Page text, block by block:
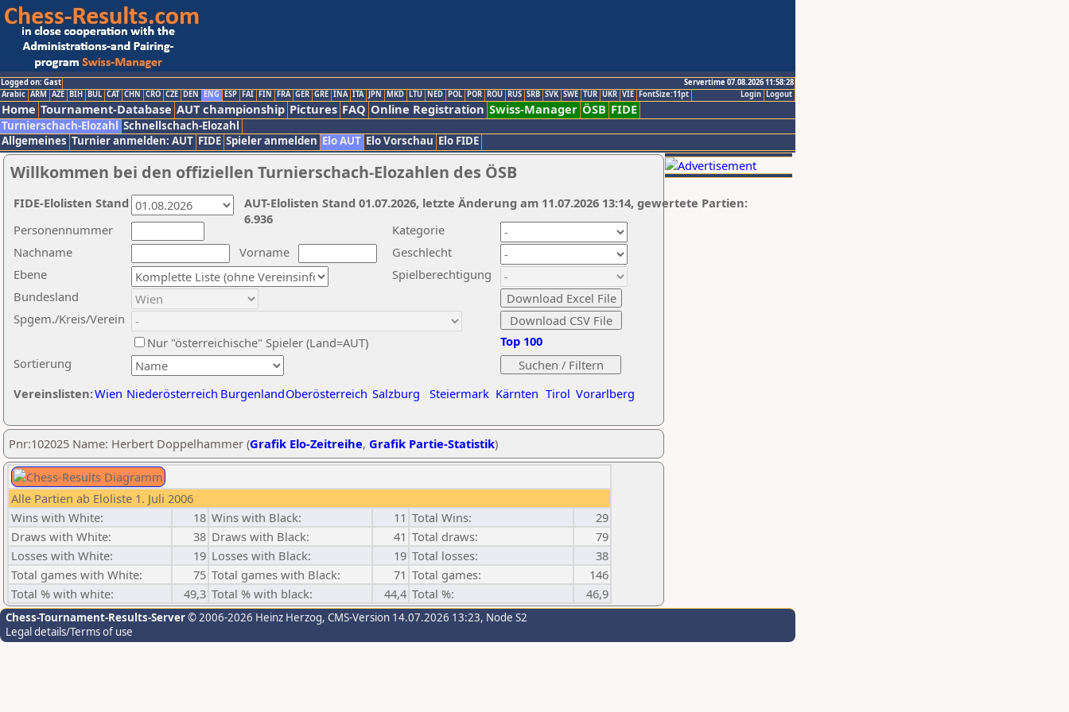
Logged on: Gast
Servertime 07.08.2026 11:58:28
Logout
Login
Arabic ARM AZE BIH BUL CAT CHN CRO CZE DEN ENG ESP FAI FIN FRA GER GRE INA ITA JPN MKD LTU NED POL POR ROU RUS SRB SVK SWE TUR UKR VIE FontSize:11pt
Home Tournament-Database AUT championship Pictures FAQ Online Registration Swiss-Manager ÖSB FIDE
Turnierschach-Elozahl Schnellschach-Elozahl
Allgemeines Turnier anmelden: AUT FIDE Spieler anmelden Elo AUT Elo Vorschau Elo FIDE
Willkommen bei den offiziellen Turnierschach-Elozahlen des ÖSB
Nachname
Vorname
Ebene
Kategorie
Sortierung
Personennummer
Bundesland
Spgem./Kreis/Verein
Geschlecht
Nur "österreichische" Spieler (Land=AUT)
Spielberechtigung
Vereinslisten:Wien Niederösterreich BurgenlandOberösterreich Salzburg Steiermark Kärnten Tirol Vorarlberg
Top 100
AUT-Elolisten Stand 01.07.2026, letzte Änderung am 11.07.2026 13:14, gewertete Partien:
6.936
FIDE-Elolisten Stand
Pnr:102025 Name: Herbert Doppelhammer (Grafik Elo-Zeitreihe, Grafik Partie-Statistik)
Alle Partien ab Eloliste 1. Juli 2006
Wins with White:
18 Wins with Black: 11 Total Wins:
29
Draws with White:
38 Draws with Black: 41 Total draws:
79
Losses with White:
19 Losses with Black: 19 Total losses:
38
Total games with White:
75 Total games with Black: 71 Total games:
146
Total % with white:
49,3 Total % with black: 44,4 Total %: 46,9
Chess-Tournament-Results-Server© 2006-2026 Heinz Herzog, CMS-Version 14.07.2026 13:23, Node S2
Legal details/Terms of use